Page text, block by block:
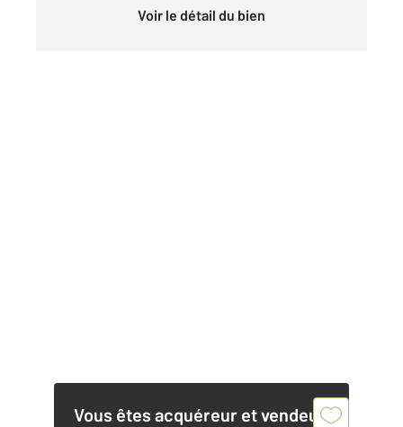
Voir le détail du bien
Vous êtes acquéreur et vendeur,